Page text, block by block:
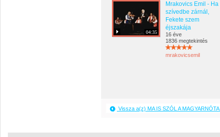
04:35
Mrakovics Emil - Ha
szívedbe zárnál,
Fekete szem
éjszakája
16 éve
1836 megtekintés
mrakovicsemil
Vissza a(z) MA IS SZÓL A